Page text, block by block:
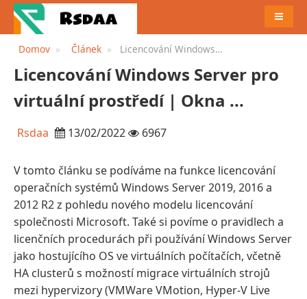
Domov Článek
Licencování Windows
| Okna ...
Licencování Windows Server pro
virtuální prostředí | Okna ...
Rsdaa 13/02/2022 6967
V tomto článku se podíváme na funkce licencování
operačních systémů Windows Server 2019, 2016 a
2012 R2 z pohledu nového modelu licencování
společnosti Microsoft. Také si povíme o pravidlech a
licenčních procedurách při používání Windows Server
jako hostujícího OS ve virtuálních počítačích, včetně
HA clusterů s možností migrace virtuálních strojů
mezi hypervizory (VMWare VMotion, Hyper-V Live